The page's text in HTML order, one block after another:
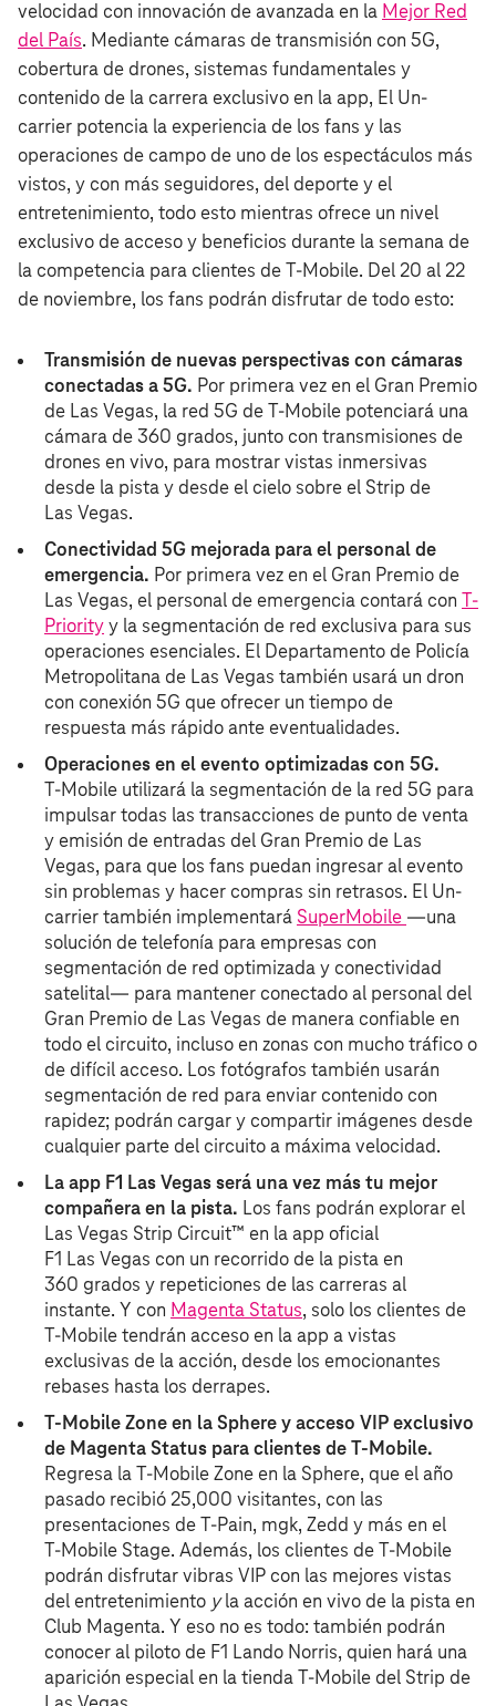
velocidad con innovación de avanzada en la Mejor Red
del País. Mediante cámaras de transmisión con 5G,
cobertura de drones, sistemas fundamentales y
contenido de la carrera exclusivo en la app, El Un-
carrier potencia la experiencia de los fans y las
operaciones de campo de uno de los espectáculos más
vistos, y con más seguidores, del deporte y el
entretenimiento, todo esto mientras ofrece un nivel
exclusivo de acceso y beneficios durante la semana de
la competencia para clientes de T‑Mobile. Del 20 al 22
de noviembre, los fans podrán disfrutar de todo esto:
Transmisión de nuevas perspectivas con cámaras
conectadas a 5G. Por primera vez en el Gran Premio
de Las Vegas, la red 5G de T‑Mobile potenciará una
cámara de 360 grados, junto con transmisiones de
drones en vivo, para mostrar vistas inmersivas
desde la pista y desde el cielo sobre el Strip de
Las Vegas.
Conectividad 5G mejorada para el personal de
emergencia. Por primera vez en el Gran Premio de
Las Vegas, el personal de emergencia contará con T-
Priority y la segmentación de red exclusiva para sus
operaciones esenciales. El Departamento de Policía
Metropolitana de Las Vegas también usará un dron
con conexión 5G que ofrecer un tiempo de
respuesta más rápido ante eventualidades.
Operaciones en el evento optimizadas con 5G.
T‑Mobile utilizará la segmentación de la red 5G para
impulsar todas las transacciones de punto de venta
y emisión de entradas del Gran Premio de Las
Vegas, para que los fans puedan ingresar al evento
sin problemas y hacer compras sin retrasos. El Un-
carrier también implementará SuperMobile —una
solución de telefonía para empresas con
segmentación de red optimizada y conectividad
satelital— para mantener conectado al personal del
Gran Premio de Las Vegas de manera confiable en
todo el circuito, incluso en zonas con mucho tráfico o
de difícil acceso. Los fotógrafos también usarán
segmentación de red para enviar contenido con
rapidez; podrán cargar y compartir imágenes desde
cualquier parte del circuito a máxima velocidad.
La app F1 Las Vegas será una vez más tu mejor
compañera en la pista. Los fans podrán explorar el
Las Vegas Strip Circuit™ en la app oficial
F1 Las Vegas con un recorrido de la pista en
360 grados y repeticiones de las carreras al
instante. Y con Magenta Status, solo los clientes de
T‑Mobile tendrán acceso en la app a vistas
exclusivas de la acción, desde los emocionantes
rebases hasta los derrapes.
T‑Mobile Zone en la Sphere y acceso VIP exclusivo
de Magenta Status para clientes de T‑Mobile.
Regresa la T‑Mobile Zone en la Sphere, que el año
pasado recibió 25,000 visitantes, con las
presentaciones de T-Pain, mgk, Zedd y más en el
T‑Mobile Stage. Además, los clientes de T‑Mobile
podrán disfrutar vibras VIP con las mejores vistas
del entretenimiento yla acción en vivo de la pista en
Club Magenta. Y eso no es todo: también podrán
conocer al piloto de F1 Lando Norris, quien hará una
aparición especial en la tienda T‑Mobile del Strip de